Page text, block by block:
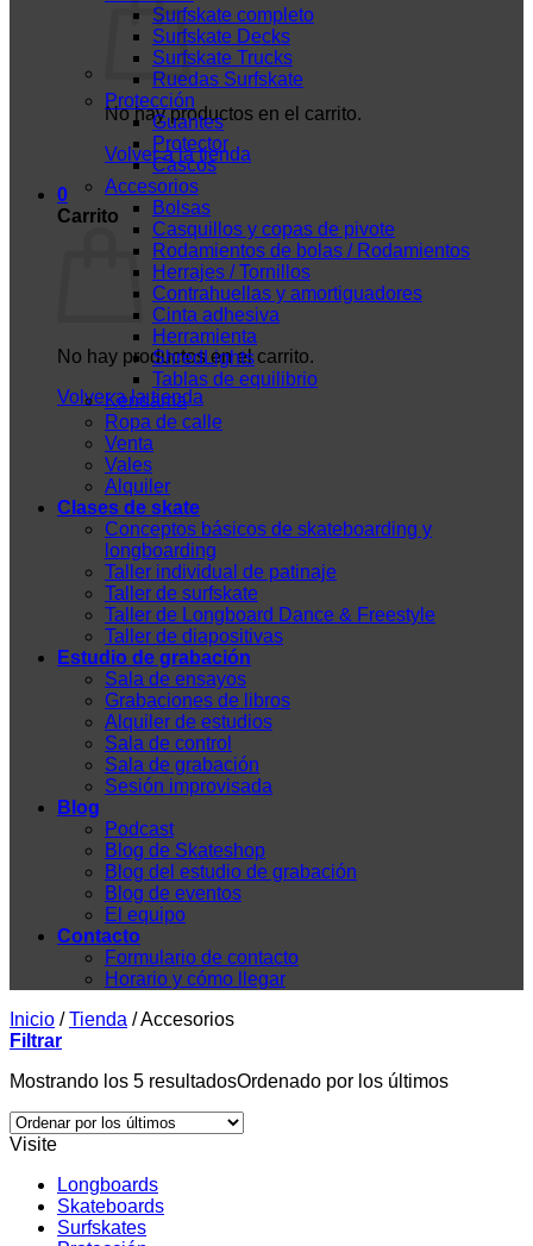
No hay productos en el carrito.
Volver a la tienda
0
Carrito
No hay productos en el carrito.
Volver a la tienda
Surfskate completo
Surfskate Decks
Surfskate Trucks
Ruedas Surfskate
Protección
Guantes
Protector
Cascos
Accesorios
Bolsas
Casquillos y copas de pivote
Rodamientos de bolas / Rodamientos
Herrajes / Tornillos
Contrahuellas y amortiguadores
Cinta adhesiva
Herramienta
ShredLights
Tablas de equilibrio
Kendama
Ropa de calle
Venta
Vales
Alquiler
Clases de skate
Conceptos básicos de skateboarding y
longboarding
Taller individual de patinaje
Taller de surfskate
Taller de Longboard Dance & Freestyle
Taller de diapositivas
Estudio de grabación
Sala de ensayos
Grabaciones de libros
Alquiler de estudios
Sala de control
Sala de grabación
Sesión improvisada
Blog
Podcast
Blog de Skateshop
Blog del estudio de grabación
Blog de eventos
El equipo
Contacto
Formulario de contacto
Horario y cómo llegar
Inicio / Tienda /Accesorios
Filtrar
Mostrando los 5 resultadosOrdenado por los últimos
Visite
Longboards
Skateboards
Surfskates